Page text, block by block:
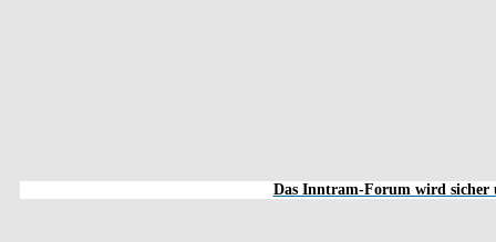
Das Inntram-Forum wird sicher